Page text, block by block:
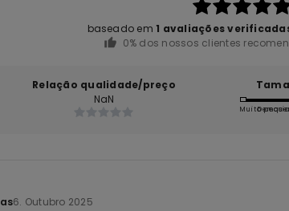
baseado em 1 avaliações
0% dos nossos clientes
Relação qualidade/preço
NaN
Muito
6. Outubro 2025